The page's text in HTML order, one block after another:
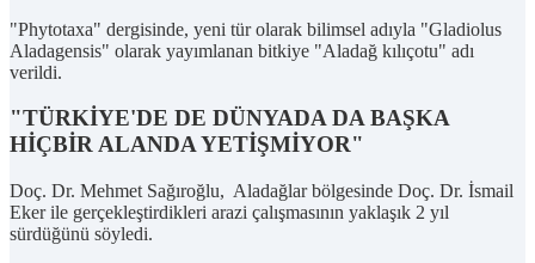
"Phytotaxa" dergisinde, yeni tür olarak bilimsel adıyla "Gladiolus
Aladagensis" olarak yayımlanan bitkiye "Aladağ kılıçotu" adı
verildi.
"TÜRKİYE'DE DE DÜNYADA DA BAŞKA
HİÇBİR ALANDA YETİŞMİYOR"
Doç. Dr. Mehmet Sağıroğlu, Aladağlar bölgesinde Doç. Dr. İsmail
Eker ile gerçekleştirdikleri arazi çalışmasının yaklaşık 2 yıl
sürdüğünü söyledi.